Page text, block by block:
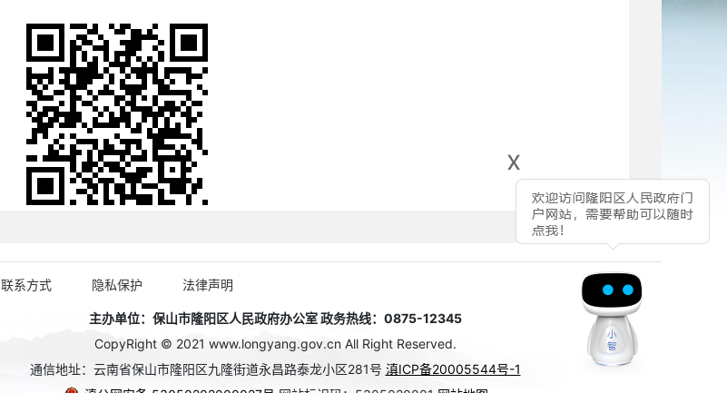
x
联系方式 隐私保护 法律声明
主办单位：保山市隆阳区人民政府办公室 政务热线：0875-12345
CopyRight © 2021 www.longyang.gov.cn All Right Reserved.
通信地址：云南省保山市隆阳区九隆街道永昌路泰龙小区281号 滇ICP备20005544号-1